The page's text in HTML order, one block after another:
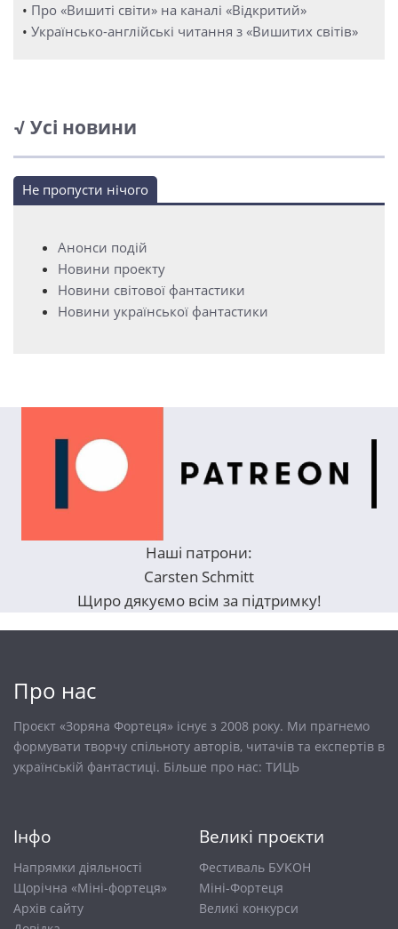
• Про «Вишиті світи» на каналі «Відкритий»
• Українсько-англійські читання з «Вишитих світів»
√ Усі новини
Не пропусти нічого
Анонси подій
Новини проекту
Новини світової фантастики
Новини української фантастики
Наші патрони:
Carsten Schmitt
Щиро дякуємо всім за підтримку!
Про нас
Проєкт «Зоряна Фортеця» існує з 2008 року. Ми прагнемо
формувати творчу спільноту авторів, читачів та експертів в
українській фантастиці. Більше про нас: ТИЦЬ
Інфо
Напрямки діяльності
Щорічна «Міні-фортеця»
Архів сайту
Великі проєкти
Фестиваль БУКОН
Міні-Фортеця
Великі конкурси